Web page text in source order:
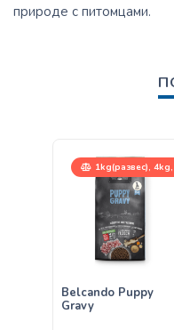
природе с питомцами.
1kg(развес), 4kg,
12,5kg
Belcando Puppy
Gravy